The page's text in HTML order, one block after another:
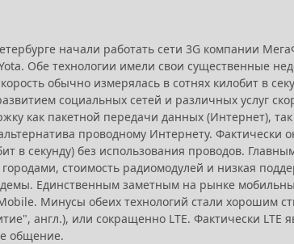
начали работать сети 3G компании
Обе технологии имели свои существенные
обычно измерялась в сотнях килобит в
социальных сетей и различных услуг
как пакетной передачи данных (Интернет),
проводному Интернету. Фактически
в секунду) без использования проводов.
стоимость радиомодулей и низкая
Единственным заметным на рынке
Минусы обеих технологий стали хорошим
англ.), или сокращенно LTE. Фактически LTE
общение.